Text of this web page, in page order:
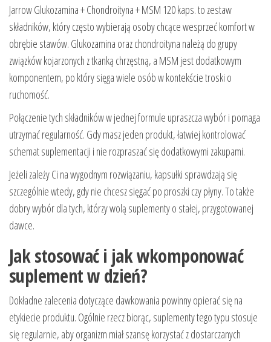
Jarrow Glukozamina + Chondroityna + MSM 120 kaps. to zestaw
składników, który często wybierają osoby chcące wesprzeć komfort w
obrębie stawów. Glukozamina oraz chondroityna należą do grupy
związków kojarzonych z tkanką chrzęstną, a MSM jest dodatkowym
komponentem, po który sięga wiele osób w kontekście troski o
ruchomość.
Połączenie tych składników w jednej formule upraszcza wybór i pomaga
utrzymać regularność. Gdy masz jeden produkt, łatwiej kontrolować
schemat suplementacji i nie rozpraszać się dodatkowymi zakupami.
Jeżeli zależy Ci na wygodnym rozwiązaniu, kapsułki sprawdzają się
szczególnie wtedy, gdy nie chcesz sięgać po proszki czy płyny. To także
dobry wybór dla tych, którzy wolą suplementy o stałej, przygotowanej
dawce.
Jak stosować i jak wkomponować
suplement w dzień?
Dokładne zalecenia dotyczące dawkowania powinny opierać się na
etykiecie produktu. Ogólnie rzecz biorąc, suplementy tego typu stosuje
się regularnie, aby organizm miał szansę korzystać z dostarczanych